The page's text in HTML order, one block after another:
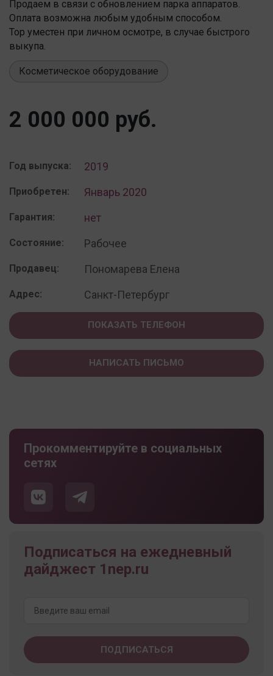
Продаем в связи с обновлением парка аппаратов.
Оплата возможна любым удобным способом.
Тор уместен при личном осмотре, в случае быстрого
выкупа.
Косметическое оборудование
2 000 000 руб.
Год выпуска: 2019
Приобретен: Январь 2020
Гарантия: нет
Состояние: Рабочее
Продавец: Пономарева Елена
Адрес: Санкт-Петербург
ПОКАЗАТЬ ТЕЛЕФОН
НАПИСАТЬ ПИСЬМО
Прокомментируйте в социальных
сетях
Подписаться на ежедневный
дайджест 1nep.ru